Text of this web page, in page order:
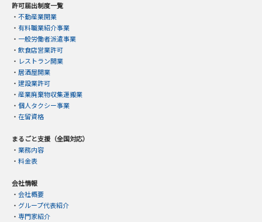
許可届出制度一覧
・ 不動産業開業
・ 有料職業紹介事業
・ 一般労働者派遣事業
・ 飲食店営業許可
・ レストラン開業
・ 居酒屋開業
・ 建設業許可
・ 産業廃棄物収集運搬業
・ 個人タクシー事業
・ 在留資格
まるごと支援（全国対応）
・ 業務内容
・ 料金表
会社情報
・ 会社概要
・ グループ代表紹介
・ 専門家紹介